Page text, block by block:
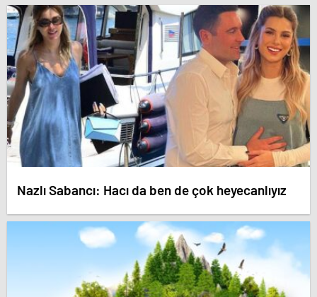
Nazlı Sabancı: Hacı da ben de çok heyecanlıyız